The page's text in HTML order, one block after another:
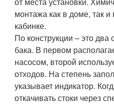
монтажа как в доме, так
кабинке.
По конструкции – это
бака. В первом
насосом, второй
отходов. На степень
указывает индикатор.
откачивать стоки через